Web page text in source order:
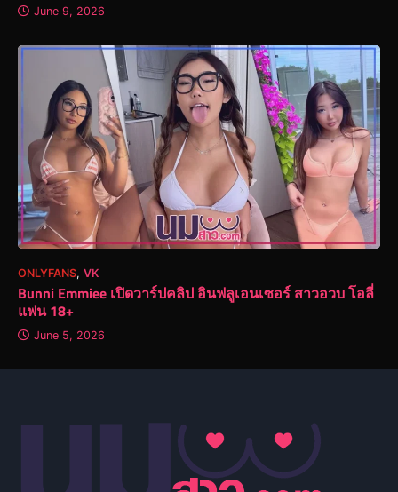
June 9, 2026
ONLYFANS, VK
Bunni Emmiee เปิดวาร์ปคลิป อินฟลูเอนเซอร์ สาวอวบ โอลี่
แฟน 18+
June 5, 2026